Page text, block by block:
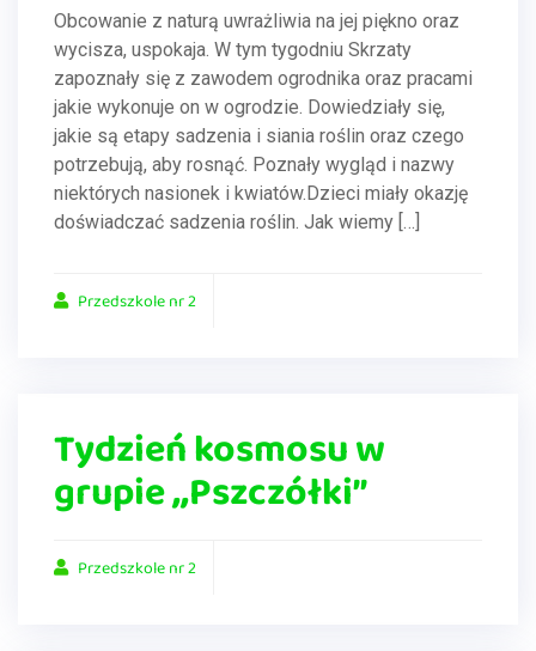
Obcowanie z naturą uwrażliwia na jej piękno oraz
wycisza, uspokaja. W tym tygodniu Skrzaty
zapoznały się z zawodem ogrodnika oraz pracami
jakie wykonuje on w ogrodzie. Dowiedziały się,
jakie są etapy sadzenia i siania roślin oraz czego
potrzebują, aby rosnąć. Poznały wygląd i nazwy
niektórych nasionek i kwiatów.Dzieci miały okazję
doświadczać sadzenia roślin. Jak wiemy […]
Przedszkole nr 2
Tydzień kosmosu w
grupie ,,Pszczółki”
Przedszkole nr 2